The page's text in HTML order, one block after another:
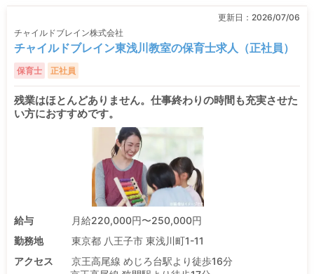
更新日： 2026/07/06
チャイルドブレイン株式会社
チャイルドブレイン東浅川教室の保育士求人（正社員）
保育士 正社員
残業はほとんどありません。仕事終わりの時間も充実させた
い方におすすめです。
給与
月給220,000円〜250,000円
勤務地
東京都 八王子市 東浅川町1-11
アクセス
京王高尾線 めじろ台駅より徒歩16分